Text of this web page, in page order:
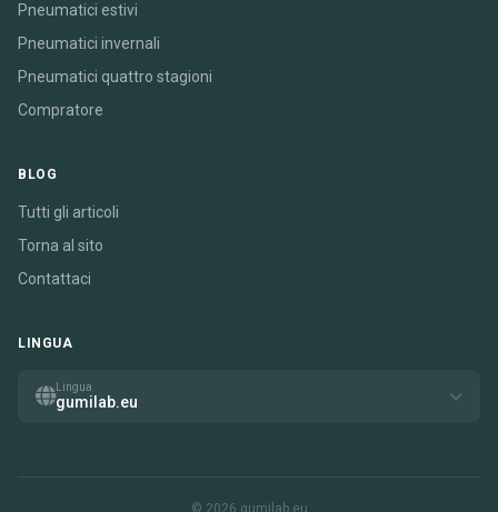
Pneumatici estivi
Pneumatici invernali
Pneumatici quattro stagioni
Compratore
BLOG
Tutti gli articoli
Torna al sito
Contattaci
LINGUA
Lingua
gumilab.eu
© 2026 gumilab.eu